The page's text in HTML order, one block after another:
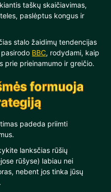
taškų skaičiavimas,
paslėptus kongus ir
stalo žaidimų tendencijas
BBC, rodydami, kaip
prie prieinamumo ir greičio.
formuoja
padeda priimti
lanksčias rūšių
rūšyse) labiau nei
nebent jos tinka jūsų